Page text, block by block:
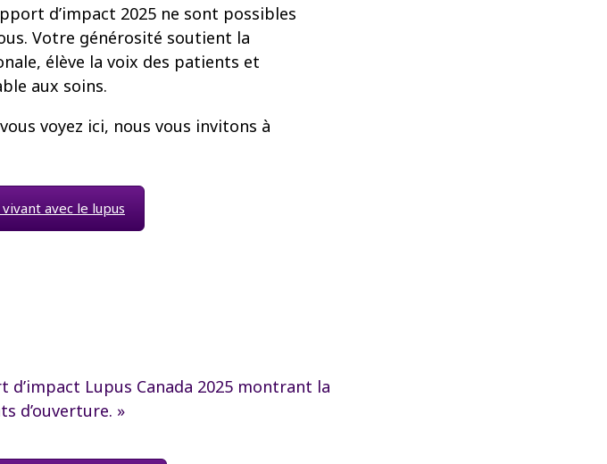
d’impact 2025 ne sont possibles
Votre générosité soutient la
élève la voix des patients et
aux soins.
voyez ici, nous vous invitons à
avec le lupus